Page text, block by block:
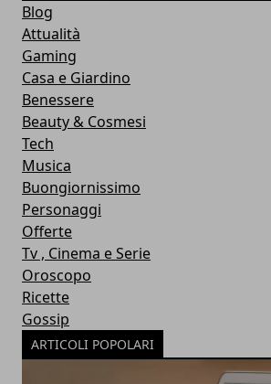
Blog
Attualità
Gaming
Casa e Giardino
Benessere
Beauty & Cosmesi
Tech
Musica
Buongiornissimo
Personaggi
Offerte
Tv , Cinema e Serie
Oroscopo
Ricette
Gossip
ARTICOLI POPOLARI